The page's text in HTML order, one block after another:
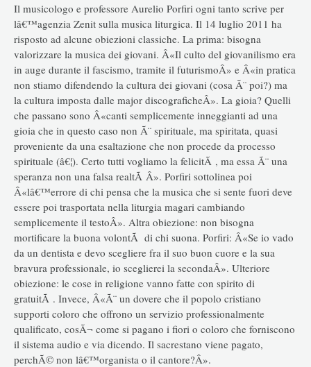
Il musicologo e professore Aurelio Porfiri ogni tanto scrive per
lâ€™agenzia Zenit sulla musica liturgica. Il 14 luglio 2011 ha
risposto ad alcune obiezioni classiche. La prima: bisogna
valorizzare la musica dei giovani. Â«Il culto del giovanilismo era
in auge durante il fascismo, tramite il futurismoÂ» e Â«in pratica
non stiamo difendendo la cultura dei giovani (cosa Ã¨ poi?) ma
la cultura imposta dalle major discograficheÂ». La gioia? Quelli
che passano sono Â«canti semplicemente inneggianti ad una
gioia che in questo caso non Ã¨ spirituale, ma spiritata, quasi
proveniente da una esaltazione che non procede da processo
spirituale (â€¦). Certo tutti vogliamo la felicitÃ , ma essa Ã¨ una
speranza non una falsa realtÃ Â». Porfiri sottolinea poi
Â«lâ€™errore di chi pensa che la musica che si sente fuori deve
essere poi trasportata nella liturgia magari cambiando
semplicemente il testoÂ». Altra obiezione: non bisogna
mortificare la buona volontÃ di chi suona. Porfiri: Â«Se io vado
da un dentista e devo scegliere fra il suo buon cuore e la sua
bravura professionale, io sceglierei la secondaÂ». Ulteriore
obiezione: le cose in religione vanno fatte con spirito di
gratuitÃ . Invece, Â«Ã¨ un dovere che il popolo cristiano
supporti coloro che offrono un servizio professionalmente
qualificato, cosÃ¬ come si pagano i fiori o coloro che forniscono
il sistema audio e via dicendo. Il sacrestano viene pagato,
perchÃ© non lâ€™organista o il cantore?Â».